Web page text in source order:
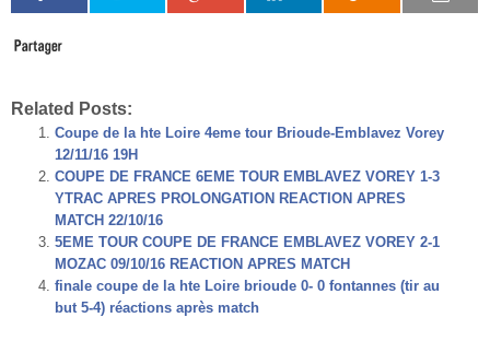
Related Posts:
Coupe de la hte Loire 4eme tour Brioude-Emblavez Vorey
12/11/16 19H
COUPE DE FRANCE 6EME TOUR EMBLAVEZ VOREY 1-3
YTRAC APRES PROLONGATION REACTION APRES
MATCH 22/10/16
5EME TOUR COUPE DE FRANCE EMBLAVEZ VOREY 2-1
MOZAC 09/10/16 REACTION APRES MATCH
finale coupe de la hte Loire brioude 0- 0 fontannes (tir au
but 5-4) réactions après match